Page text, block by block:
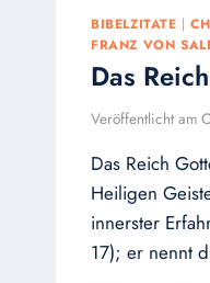
BIBELZITATE |
FRANZ VON
Das
Veröffentlicht am
Das Reich
Heiligen
innerster
17); er nennt